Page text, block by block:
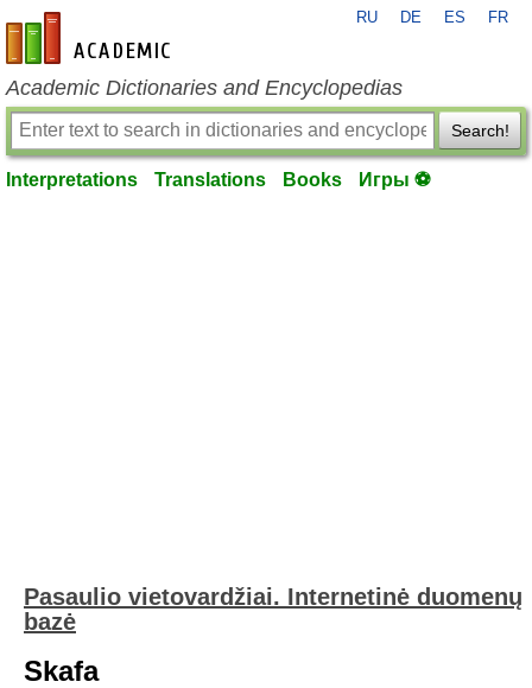
en-academic.com
RU DE ES FR
Academic Dictionaries and Encyclopedias
Search!
Interpretations Translations Books Игры ⚽
Pasaulio vietovardžiai. Internetinė duomenų
bazė
Skafa